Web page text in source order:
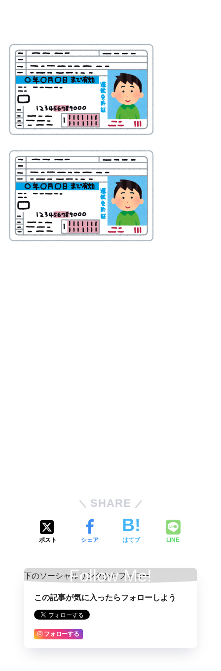
SHARE
ポスト シェア はてブ LINE
Follow Me!
この記事が気に入ったらフォローしよう
フォローする